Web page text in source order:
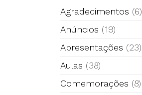
Agradecimentos (6)
Anúncios (19)
Apresentações (23)
Aulas (38)
Comemorações (8)